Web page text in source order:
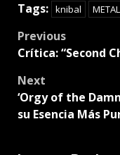
Tags: knibal METAL
Post
Previous
Crítica: “Second
Next
‘Orgy of the
su Esencia Más